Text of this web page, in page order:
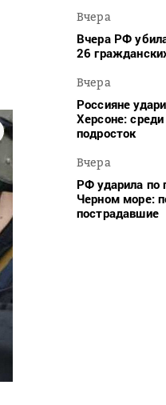
Вчера
Вчера РФ
26
Вчера
Россияне
Херсоне:
подросток
Вчера
РФ ударила по
Черном море:
пострадавшие